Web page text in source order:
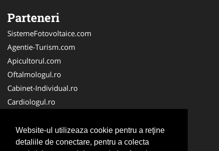
Website-ul utilizeaza cookie pentru a reţine
detaliile de conectare, pentru a colecta
Parteneri
SistemeFotovoltaice.com
Agentie-Turism.com
Apicultorul.com
Oftalmologul.ro
Cabinet-Individual.ro
Cardiologul.ro
CramaVinuri.ro
Centru-Copiere.ro